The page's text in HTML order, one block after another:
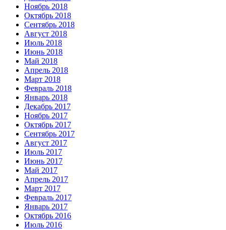
Ноябрь 2018
Октябрь 2018
Сентябрь 2018
Август 2018
Июль 2018
Июнь 2018
Май 2018
Апрель 2018
Март 2018
Февраль 2018
Январь 2018
Декабрь 2017
Ноябрь 2017
Октябрь 2017
Сентябрь 2017
Август 2017
Июль 2017
Июнь 2017
Май 2017
Апрель 2017
Март 2017
Февраль 2017
Январь 2017
Октябрь 2016
Июль 2016